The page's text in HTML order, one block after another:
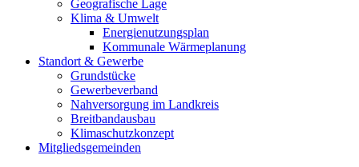
Geografische Lage
Klima & Umwelt
Energienutzungsplan
Kommunale Wärmeplanung
Standort & Gewerbe
Grundstücke
Gewerbeverband
Nahversorgung im Landkreis
Breitbandausbau
Klimaschutzkonzept
Mitgliedsgemeinden